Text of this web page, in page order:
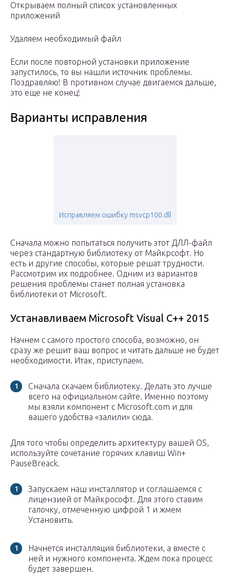
Открываем полный список установленных
приложений
Удаляем необходимый файл
Если после повторной установки приложение
запустилось, то вы нашли источник проблемы.
Поздравляю! В противном случае двигаемся дальше,
это еще не конец!
Варианты исправления
Исправляем ошибку msvcp100.dll
Сначала можно попытаться получить этот ДЛЛ-файл
через стандартную библиотеку от Майкрсофт. Но
есть и другие способы, которые решат трудности.
Рассмотрим их подробнее. Одним из вариантов
решения проблемы станет полная установка
библиотеки от Microsoft.
Устанавливаем Microsoft Visual С++ 2015
Начнем с самого простого способа, возможно, он
сразу же решит ваш вопрос и читать дальше не будет
необходимости. Итак, приступаем.
Сначала скачаем библиотеку. Делать это лучше
всего на официальном сайте. Именно поэтому
мы взяли компонент с Microsoft.com и для
вашего удобства «залили» сюда.
Для того чтобы определить архитектуру вашей OS,
используйте сочетание горячих клавиш Win+
PauseBreack.
Запускаем наш инсталлятор и соглашаемся с
лицензией от Майкрософт. Для этого ставим
галочку, отмеченную цифрой 1 и жмем
Установить.
Начнется инсталляция библиотеки, а вместе с
ней и нужного компонента. Ждем пока процесс
будет завершен.